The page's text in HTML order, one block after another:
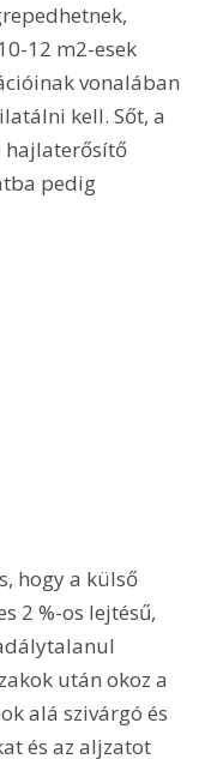
12 m2-esek
vonalában
kell. Sőt, a
hajlaterősítő
pedig
2 %-os lejtésű,
után okoz a
alá szivárgó és
és az aljzatot